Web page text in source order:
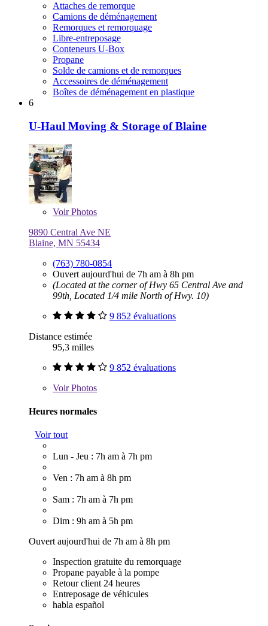
Attaches de remorque
Camions de déménagement
Remorques et remorquage
Libre-entreposage
Conteneurs U-Box
Propane
Solde de camions et de remorques
Accessoires de déménagement
Boîtes de déménagement en plastique
6
U-Haul Moving & Storage of Blaine
VoirPhotos
9890 Central Ave NE
Blaine, MN 55434
(763) 780-0854
Ouvert aujourd'hui de 7h am à 8h pm
(Located at the corner of Hwy 65 Central Ave and
99th, Located 1/4 mile North of Hwy. 10)
9 852 évaluations
Distance estimée
95,3 milles
9 852 évaluations
VoirPhotos
Heures normales
Voir tout
Lun - Jeu : 7h am à 7h pm
Ven : 7h am à 8h pm
Sam : 7h am à 7h pm
Dim : 9h am à 5h pm
Ouvert aujourd'hui de 7h am à 8h pm
Inspection gratuite du remorquage
Propane payable à la pompe
Retour client 24 heures
Entreposage de véhicules
habla español